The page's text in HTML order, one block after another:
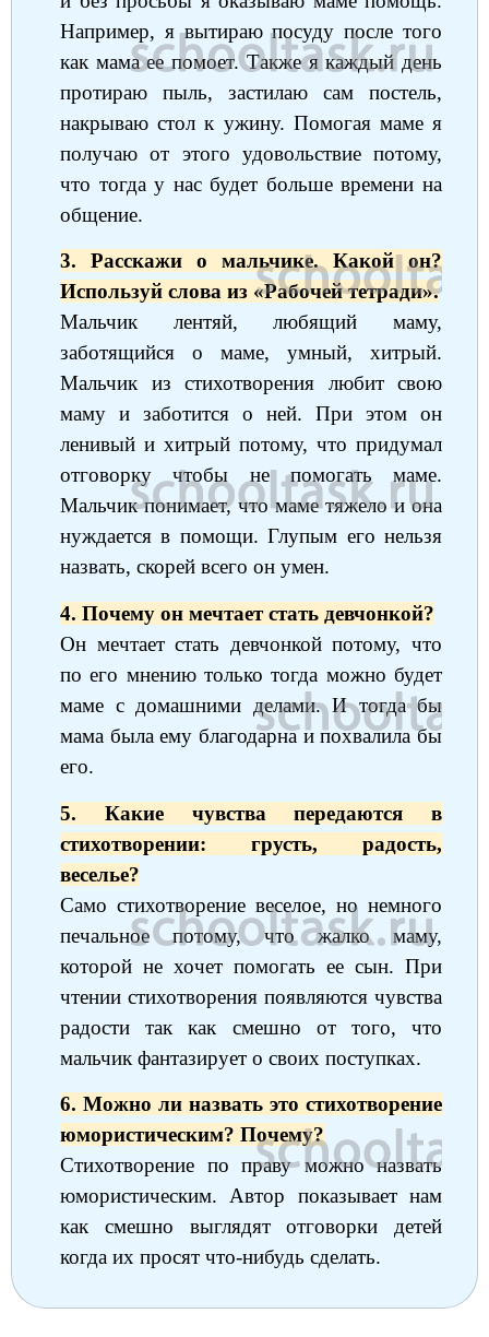
Например, я вытираю посуду после того
как мама ее помоет. Также я каждый день
протираю пыль, застилаю сам постель,
накрываю стол к ужину. Помогая маме я
получаю от этого удовольствие потому,
что тогда у нас будет больше времени на
общение.
3. Расскажи о мальчике. Какой он?
Используй слова из «Рабочей тетради».
Мальчик лентяй, любящий маму,
заботящийся о маме, умный, хитрый.
Мальчик из стихотворения любит свою
маму и заботится о ней. При этом он
ленивый и хитрый потому, что придумал
отговорку чтобы не помогать маме.
Мальчик понимает, что маме тяжело и она
нуждается в помощи. Глупым его нельзя
назвать, скорей всего он умен.
4. Почему он мечтает стать девчонкой?
Он мечтает стать девчонкой потому, что
по его мнению только тогда можно будет
маме с домашними делами. И тогда бы
мама была ему благодарна и похвалила бы
его.
5. Какие чувства передаются в
стихотворении: грусть, радость,
веселье?
Само стихотворение веселое, но немного
печальное потому, что жалко маму,
которой не хочет помогать ее сын. При
чтении стихотворения появляются чувства
радости так как смешно от того, что
мальчик фантазирует о своих поступках.
6. Можно ли назвать это стихотворение
юмористическим? Почему?
Стихотворение по праву можно назвать
юмористическим. Автор показывает нам
как смешно выглядят отговорки детей
когда их просят что-нибудь сделать.